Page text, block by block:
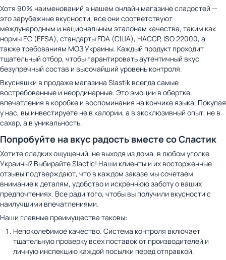
Хотя 90% наименований в нашем онлайн магазине сладостей —
это зарубежные вкусности, все они соответствуют
международным и национальным эталонам качества, таким как
нормы ЕС (EFSA), стандарты FDA (США), HACCP, ISO 22000, а
также требованиям МОЗ Украины. Каждый продукт проходит
тщательный отбор, чтобы гарантировать аутентичный вкус,
безупречный состав и высочайший уровень контроля.
Вкусняшки в продаже магазина Slastik всегда самые
востребованные и неординарные. Это эмоции в обертке,
впечатления в коробке и воспоминания на кончике языка. Покупая
у нас, вы инвестируете не в калории, а в эксклюзивный опыт, не в
сахар, а в уникальность.
Попробуйте на вкус радость вместе со Сластик
Хотите сладких ощущений, не выходя из дома, в любом уголке
Украины? Выбирайте Slactic! Наши клиенты и их восторженные
отзывы подтверждают, что в каждом заказе мы сочетаем
внимание к деталям, удобство и искреннюю заботу о ваших
предпочтениях. Все ради того, чтобы вы получили вкусности с
наилучшими впечатлениями.
Наши главные преимущества таковы:
Непоколебимое качество. Система контроля включает
тщательную проверку всех поставок от производителей и
личную инспекцию каждой посылки перед отправкой.